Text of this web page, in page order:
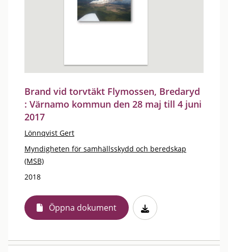
Brand vid torvtäkt Flymossen, Bredaryd
: Värnamo kommun den 28 maj till 4 juni
2017
Lönnqvist Gert
Myndigheten för samhällsskydd och beredskap
(MSB)
2018
Öppna dokument